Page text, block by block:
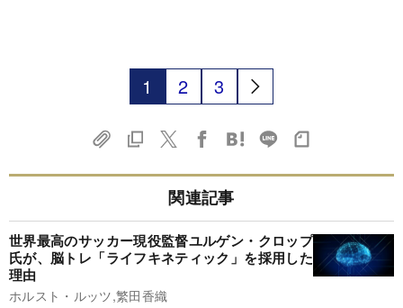
1 2 3
関連記事
世界最高のサッカー現役監督ユルゲン・クロップ
氏が、脳トレ「ライフキネティック」を採用した
理由
ホルスト・ルッツ,繁田香織